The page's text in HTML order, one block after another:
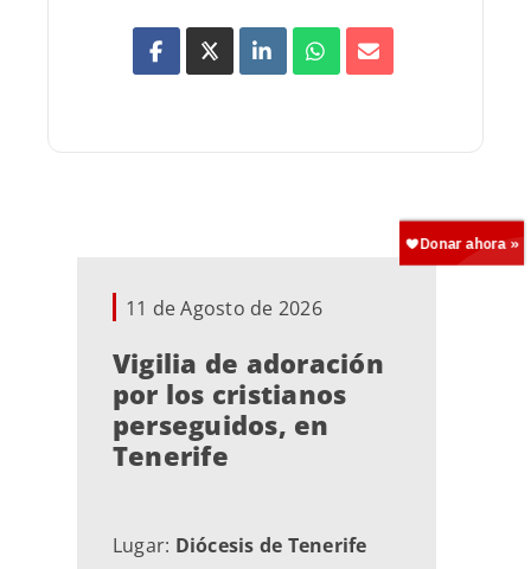
11 de Agosto de 2026
Vigilia de adoración
por los cristianos
perseguidos, en
Tenerife
Lugar: Diócesis de Tenerife